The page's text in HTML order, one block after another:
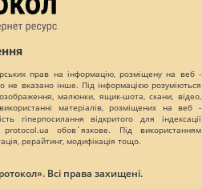
прав на інформацію, розміщену на веб -
не вказано інше. Під інформацією розуміються
малюнки, ящик-шота, скани, відео,
матеріалів, розміщених на веб -
гіперпосилання відкритого для індексації
обов`язкове. Під використанням
рерайтинг, модифікація тощо.
Всі права захищені.